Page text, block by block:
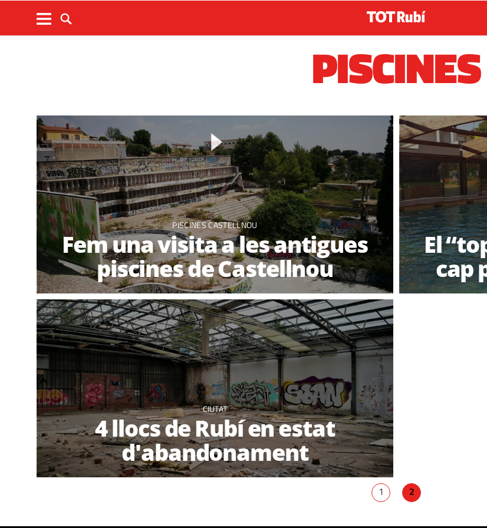
PISCINES
PISCINES CASTELLNOU
Fem una visita a les antigues
piscines de Castellnou
El
cap
CIUTAT
4 llocs de Rubí en estat
d'abandonament
1 2